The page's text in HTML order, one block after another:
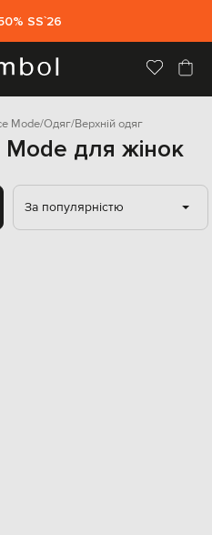
SS`26
Mode Одяг Верхній одяг
для жінок
За популярністю